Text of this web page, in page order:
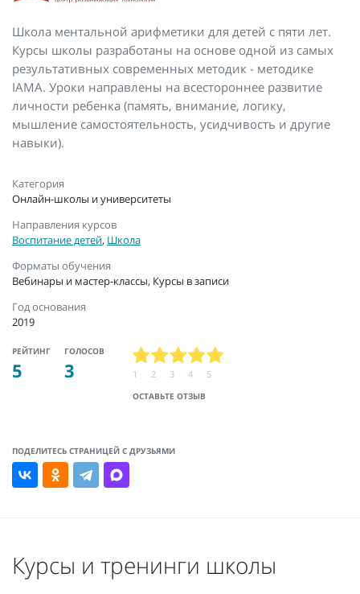
Школа ментальной арифметики для детей с пяти лет.
Курсы школы разработаны на основе одной из самых
результативных современных методик - методике
IAMA. Уроки направлены на всестороннее развитие
личности ребенка (память, внимание, логику,
мышление самостоятельность, усидчивость и другие
навыки).
Категория
Онлайн-школы и университеты
Направления курсов
Воспитание детей, Школа
Форматы обучения
Вебинары и мастер-классы, Курсы в записи
Год основания
2019
РЕЙТИНГ
5
ГОЛОСОВ
3
ОСТАВЬТЕ ОТЗЫВ
1 2 3 4 5
ПОДЕЛИТЕСЬ СТРАНИЦЕЙ С ДРУЗЬЯМИ
Курсы и тренинги школы